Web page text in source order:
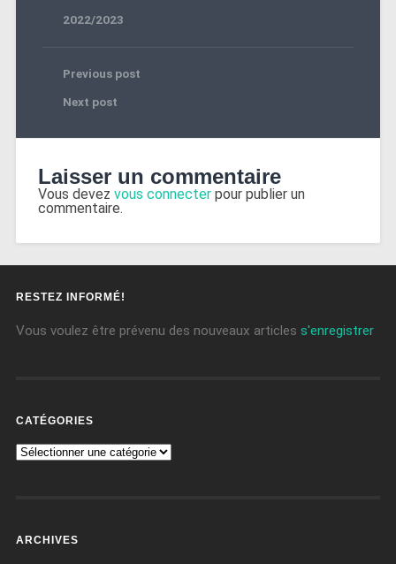
2022/2023
Previous post
Next post
Laisser un commentaire
Vous devez vous connecterpour publier un
commentaire.
RESTEZ INFORMÉ!
Vous voulez être prévenu des nouveaux articles s'enregistrer
CATÉGORIES
ARCHIVES